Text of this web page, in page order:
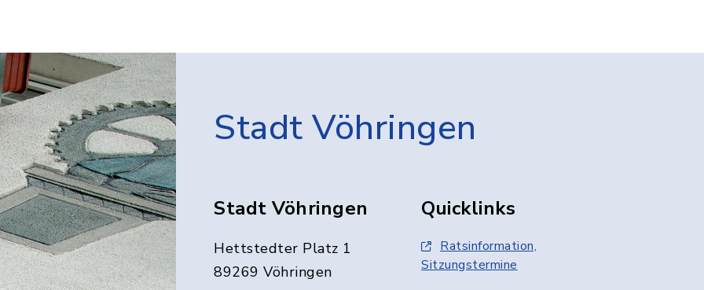
Stadt Vöhringen
Stadt Vöhringen
Hettstedter Platz 1
89269 Vöhringen
Quicklinks
Ratsinformation,
Sitzungstermine